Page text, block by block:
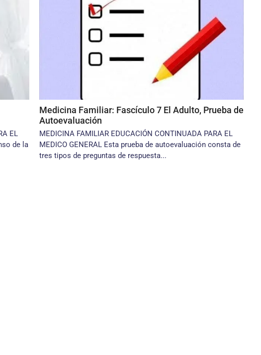
EL
de la
Medicina Familiar: Fascículo 7 El Adulto, Prueba de
Autoevaluación
MEDICINA FAMILIAR EDUCACIÓN CONTINUADA PARA EL
MEDICO GENERAL Esta prueba de autoevaluación consta de
tres tipos de preguntas de respuesta...